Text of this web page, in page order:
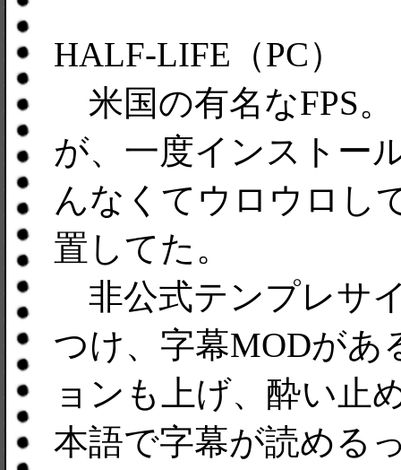
HALF-LIFE（PC）
米国の有名なFPS
が、一度インストー
んなくてウロウロし
置してた。
非公式テンプレサ
つけ、字幕MODがあ
ョンも上げ、酔い止
本語で字幕が読める